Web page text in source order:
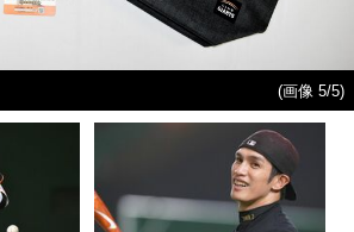
(画像 5/5)